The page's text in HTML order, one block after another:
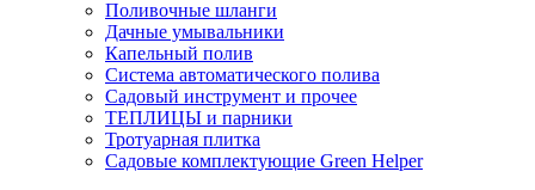
Поливочные шланги
Дачные умывальники
Капельный полив
Система автоматического полива
Садовый инструмент и прочее
ТЕПЛИЦЫ и парники
Тротуарная плитка
Садовые комплектующие Green Helper